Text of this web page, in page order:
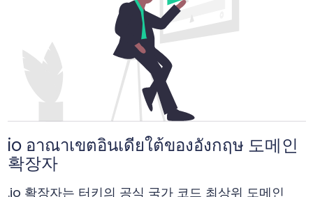
io อาณาเขตอินเดียใต้ของอังกฤษ 도메인
확장자
.io 확장자는 터키의 공식 국가 코드 최상위 도메인